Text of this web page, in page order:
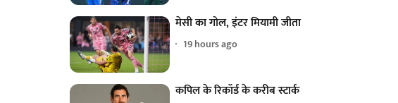
मेसी का गोल, इंटर मियामी जीता
19 hours ago
कपिल के रिकॉर्ड के करीब स्टार्क